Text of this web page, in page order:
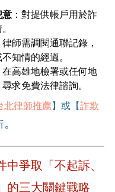
意 ：對提供帳戶用於詐
律師需調閱通聯記錄，
知情的經過。
在高雄地檢署或任何地
求免費法律諮詢。
北律師推薦】或【詐欺
。
中爭取「不起訴、
的三大關鍵戰略